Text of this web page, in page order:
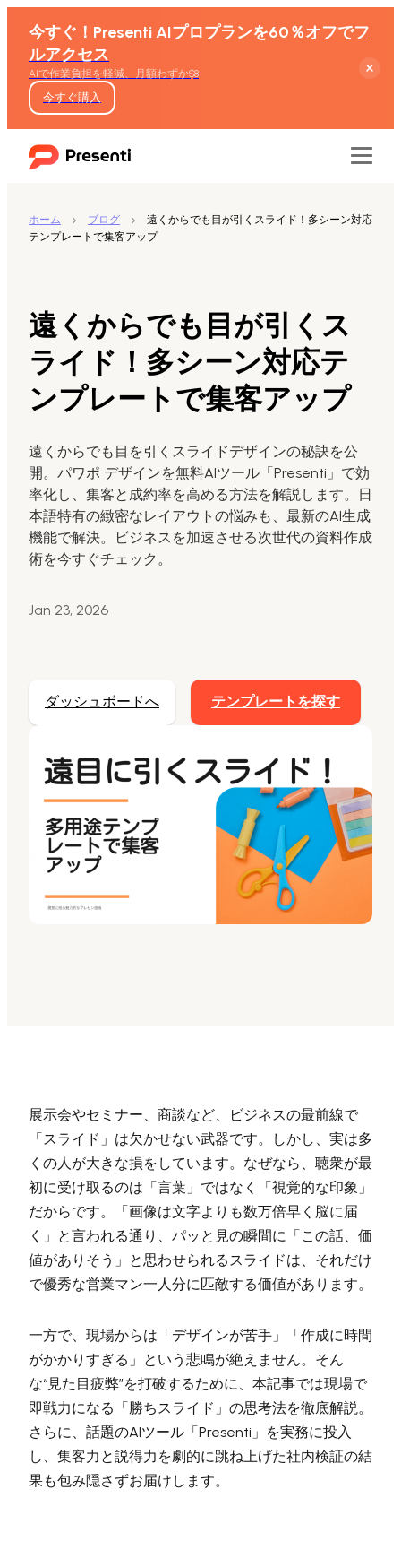
今すぐ！Presenti AIプロプランを60％オフでフ
ルアクセス
AIで作業負担を軽減、月額わずか$8
今すぐ購入
テキストからスライド生成
Wordからスライド生成
PDFからスライド生成
AIでスライド最適化
マーケティング用
AIスライドを活用したマーケティングコンテンツ
の変革
Presenti AI
AI PPT作成ツール、Gammaの代替
Presenti AIをサイトやアプリに導入
ホーム ブログ
遠くからでも目が引くスライド！多シーン対応
テンプレートで集客アップ
遠くからでも目が引くス
ライド！多シーン対応テ
ンプレートで集客アップ
遠くからでも目を引くスライドデザインの秘訣を公
開。パワポ デザインを無料AIツール「Presenti」で効
率化し、集客と成約率を高める方法を解説します。日
本語特有の緻密なレイアウトの悩みも、最新のAI生成
機能で解決。ビジネスを加速させる次世代の資料作成
術を今すぐチェック。
Jan 23, 2026
ダッシュボードへ テンプレートを探す
展示会やセミナー、商談など、ビジネスの最前線で
「スライド」は欠かせない武器です。しかし、実は多
くの人が大きな損をしています。なぜなら、聴衆が最
初に受け取るのは「言葉」ではなく「視覚的な印象」
だからです。「画像は文字よりも数万倍早く脳に届
く」と言われる通り、パッと見の瞬間に「この話、価
値がありそう」と思わせられるスライドは、それだけ
で優秀な営業マン一人分に匹敵する価値があります。
一方で、現場からは「デザインが苦手」「作成に時間
がかかりすぎる」という悲鳴が絶えません。そん
な“見た目疲弊”を打破するために、本記事では現場で
即戦力になる「勝ちスライド」の思考法を徹底解説。
さらに、話題のAIツール「Presenti」を実務に投入
し、集客力と説得力を劇的に跳ね上げた社内検証の結
果も包み隠さずお届けします。